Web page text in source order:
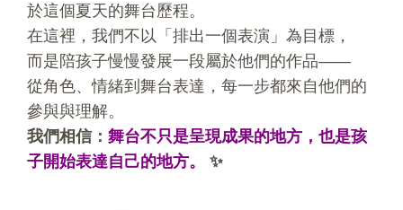
於這個夏天的舞台歷程。
在這裡，我們不以「排出一個表演」為目標，
而是陪孩子慢慢發展一段屬於他們的作品——
從角色、情緒到舞台表達，每一步都來自他們的
參與與理解。
我們相信： 舞台不只是呈現成果的地方，也是孩
子開始表達自己的地方。 ✨